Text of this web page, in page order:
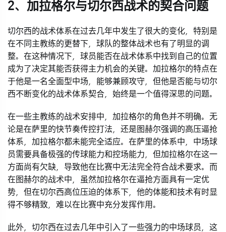
2、加拉格尔与切尔西战术的契合问题
切尔西的战术体系在过去几年中发生了很大的变化，特别是
在不同主教练的更替下，球队的整体战术也有了明显的调
整。在这种情况下，球员能否在战术体系中找到自己的位置
成为了决定其能否获得主力机会的关键。加拉格尔的特点在
于他是一名全面型中场，能够兼顾攻守，但他是否能与切尔
西不断变化的战术体系契合，始终是一个值得深思的问题。
在一些主教练的战术安排中，加拉格尔的角色并不明确。无
论是在萨里的快节奏传控打法，还是图赫尔强调的高压逼抢
体系，加拉格尔都未能完全适应。在萨里的体系中，中场球
员需要具备极强的传球能力和控场能力，但加拉格尔在这一
方面尚有欠缺，导致他在比赛中无法完全符合战术要求。而
在图赫尔的战术中，虽然加拉格尔在逼抢方面具有一定优
势，但在切尔西高位压迫的体系下，他的体能和技术有时显
得不够精致，难以在比赛中充分发挥作用。
此外，切尔西在过去几年中引入了一些强力的中场球员，这